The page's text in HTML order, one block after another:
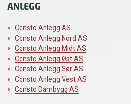
ANLEGG
Consto Anlegg AS
Consto Anlegg Nord AS
Consto Anlegg Midt AS
Consto Anlegg Øst AS
Consto Anlegg Sør AS
Consto Anlegg Vest AS
Consto Dambygg AS